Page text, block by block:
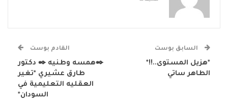
السابق بوست
*هزيل المستوى..!!*
الطاهر ساتي
القادم بوست
✒️همسه وطنيه ✒️ دكتور
طارق عشيري *تغير
العقليه التعليمية في
السودان*